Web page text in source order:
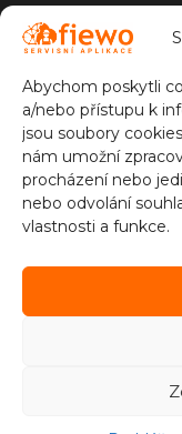
Abychom poskytli
a/nebo přístupu k
jsou soubory
nám umožní
procházení nebo
nebo odvolání
vlastnosti a funkce.
Sprinx
Údolní 212/1
147 00 Praha 4
Sledujte nás
© 2026